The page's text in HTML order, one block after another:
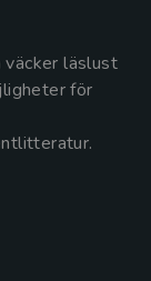
väcker läslust
för